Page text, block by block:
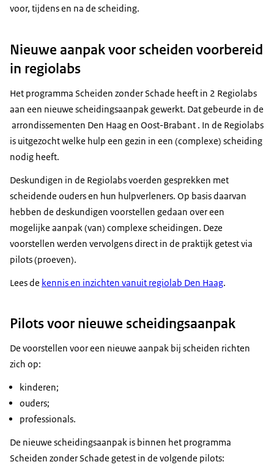
voor, tijdens en na de scheiding.
Nieuwe aanpak voor scheiden voorbereid
in regiolabs
Het programma Scheiden zonder Schade heeft in 2 Regiolabs
aan een nieuwe scheidingsaanpak gewerkt. Dat gebeurde in de
arrondissementen Den Haag en Oost-Brabant . In de Regiolabs
is uitgezocht welke hulp een gezin in een (complexe) scheiding
nodig heeft.
Deskundigen in de Regiolabs voerden gesprekken met
scheidende ouders en hun hulpverleners. Op basis daarvan
hebben de deskundigen voorstellen gedaan over een
mogelijke aanpak (van) complexe scheidingen. Deze
voorstellen werden vervolgens direct in de praktijk getest via
pilots (proeven).
Lees de kennis en inzichten vanuit regiolab Den Haag.
Pilots voor nieuwe scheidingsaanpak
De voorstellen voor een nieuwe aanpak bij scheiden richten
zich op:
kinderen;
ouders;
professionals.
De nieuwe scheidingsaanpak is binnen het programma
Scheiden zonder Schade getest in de volgende pilots: